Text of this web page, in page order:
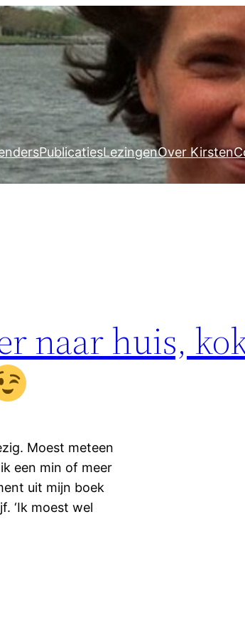
PublicatiesLezingenOver Kirsten
naar huis,
Moest meteen
een min of meer
uit mijn boek
‘Ik moest wel